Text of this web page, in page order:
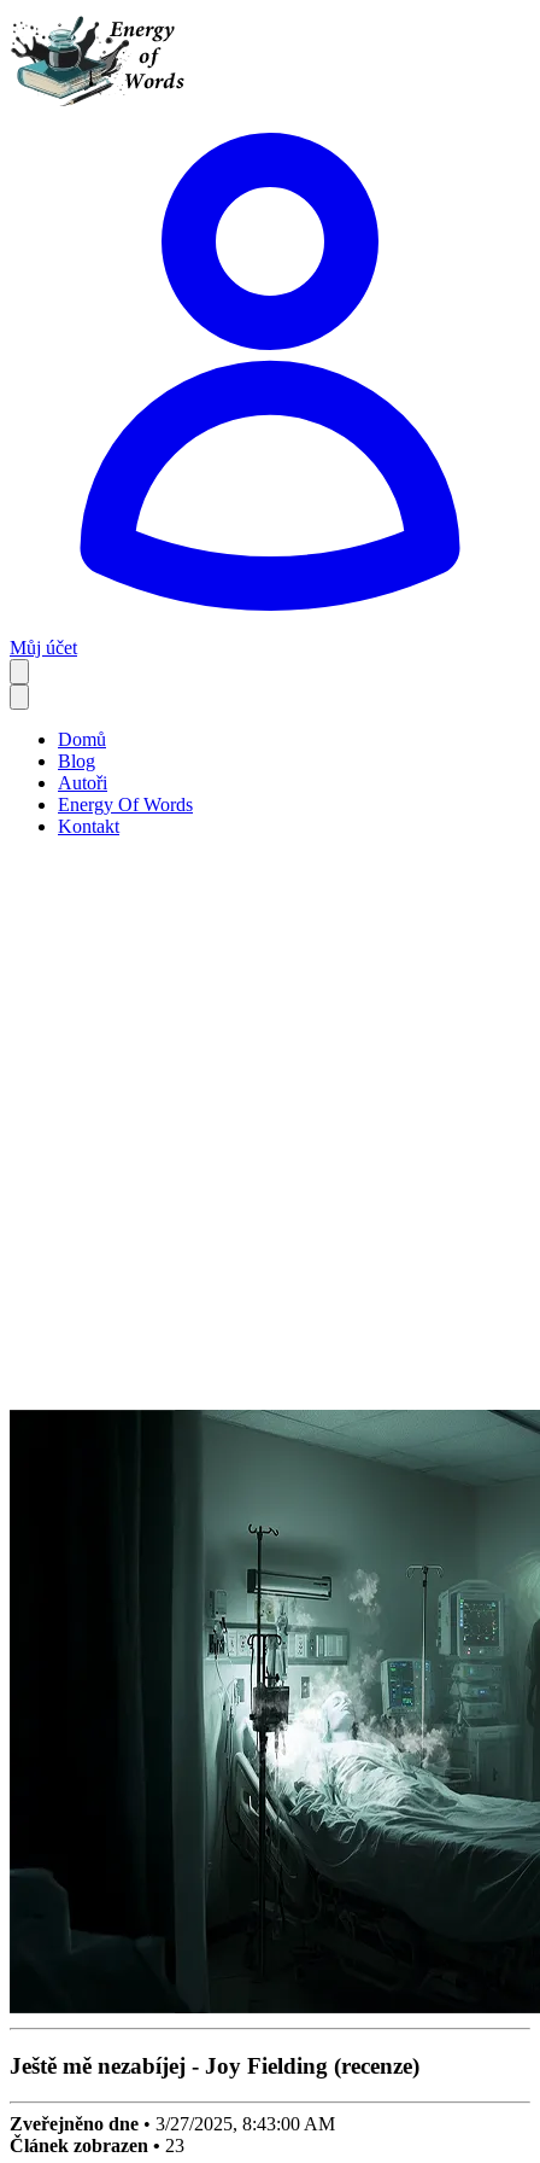
Můj účet
Domů
Blog
Autoři
Energy Of Words
Kontakt
Ještě mě nezabíjej - Joy Fielding (recenze)
Zveřejněno dne • 3/27/2025, 8:43:00 AM
Článek zobrazen • 23